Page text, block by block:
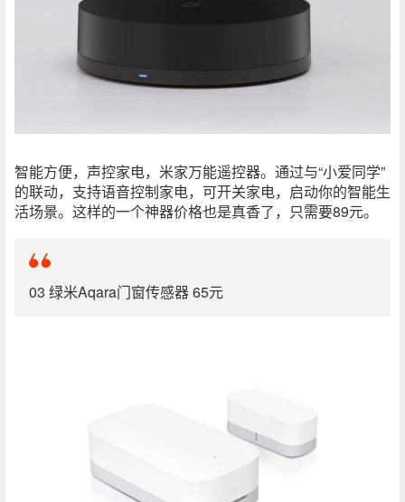
智能方便，声控家电，米家万能遥控器。通过与“小爱同学”
的联动，支持语音控制家电，可开关家电，启动你的智能生
活场景。这样的一个神器价格也是真香了，只需要89元。
03 绿米Aqara门窗传感器 65元